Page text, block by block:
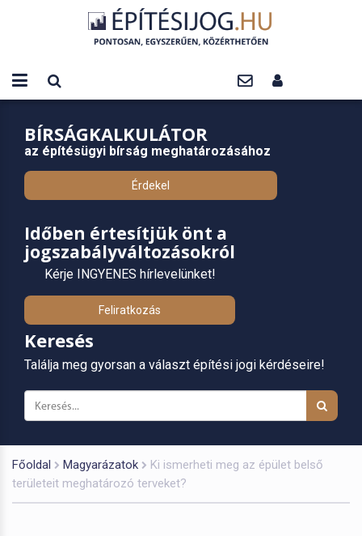
BÍRSÁGKALKULÁTOR
az építésügyi bírság meghatározásához
Érdekel
Időben értesítjük önt a
jogszabályváltozásokról
Kérje INGYENES hírlevelünket!
Feliratkozás
Keresés
Találja meg gyorsan a választ építési jogi kérdéseire!
Főoldal Magyarázatok
Ki ismerheti meg az épület belső
területeit meghatározó terveket?